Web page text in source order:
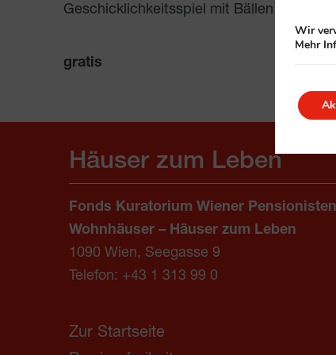
Geschicklichkeitsspiel mit Bällen
gratis
Häuser zum Leben
Fonds Kuratorium Wiener
Wohnhäuser – Häuser zum Leben
1090 Wien, Seegasse 9
Telefon: +43 1 313 99 0
Zur Startseite
Wir
Mehr